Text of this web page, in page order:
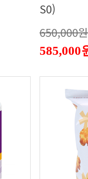
S0)
650,000원
585,000